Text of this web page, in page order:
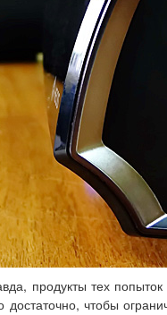
продукты тех
чтобы